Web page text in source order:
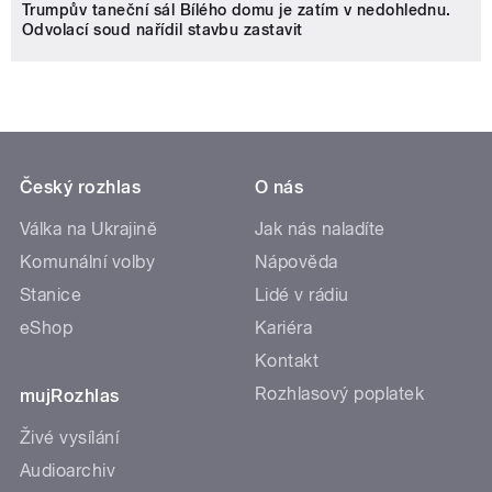
Trumpův taneční sál Bílého domu je zatím v nedohlednu.
Odvolací soud nařídil stavbu zastavit
Český rozhlas
Válka na Ukrajině
Komunální volby
Stanice
eShop
mujRozhlas
Živé vysílání
Audioarchiv
O nás
Jak nás naladíte
Nápověda
Lidé v rádiu
Kariéra
Kontakt
Rozhlasový poplatek